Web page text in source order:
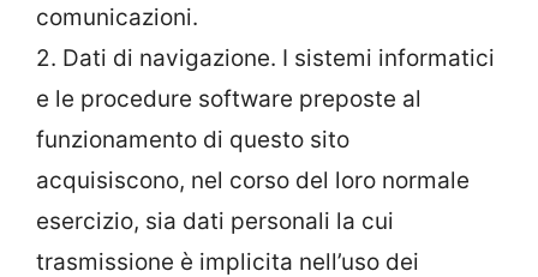
comunicazioni.
2. Dati di navigazione. I sistemi informatici
e le procedure software preposte al
funzionamento di questo sito
acquisiscono, nel corso del loro normale
esercizio, sia dati personali la cui
trasmissione è implicita nell’uso dei